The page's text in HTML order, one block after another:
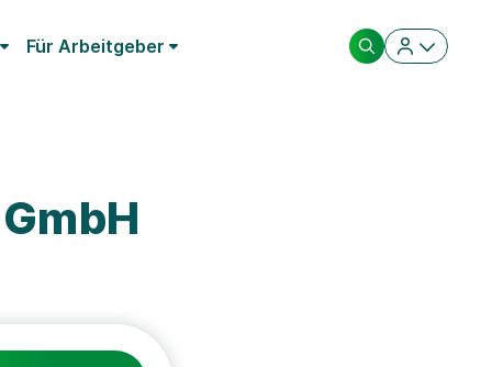
Für Arbeitgeber